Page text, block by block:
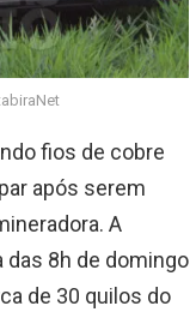
fios de cobre
após serem
A
das 8h de domingo
de 30 quilos do